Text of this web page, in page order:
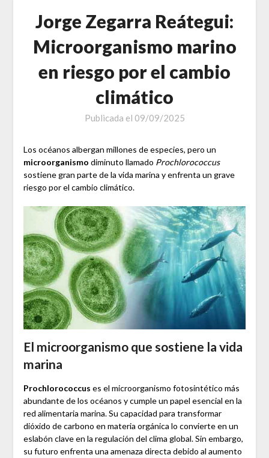
Jorge Zegarra Reátegui:
Microorganismo marino
en riesgo por el cambio
climático
Publicada el 09/09/2025
Los océanos albergan millones de especies, pero un
microorganismo diminuto llamado Prochlorococcus
sostiene gran parte de la vida marina y enfrenta un grave
riesgo por el cambio climático.
El microorganismo que sostiene la vida
marina
Prochlorococcus es el microorganismo fotosintético más
abundante de los océanos y cumple un papel esencial en la
red alimentaria marina. Su capacidad para transformar
dióxido de carbono en materia orgánica lo convierte en un
eslabón clave en la regulación del clima global. Sin embargo,
su futuro enfrenta una amenaza directa debido al aumento